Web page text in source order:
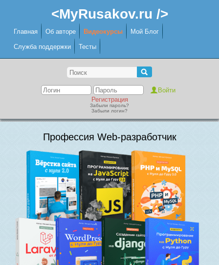
<MyRusakov.ru />
Главная Об авторе Видеокурсы Мой Блог
Служба поддержки Тесты
Регистрация
Забыли пароль?
Забыли логин?
Профессия Web-разработчик